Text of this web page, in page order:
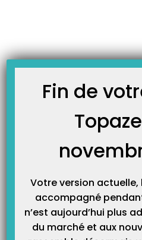
La gestion des Soins Médicaux Gratuits
Accidents de Travail 41-0-100, pour la
Alsace Moselle 13-0-90.…
Fin de
Votre version actuelle,
accompagné
n’est aujourd’hui plus
du marché et aux